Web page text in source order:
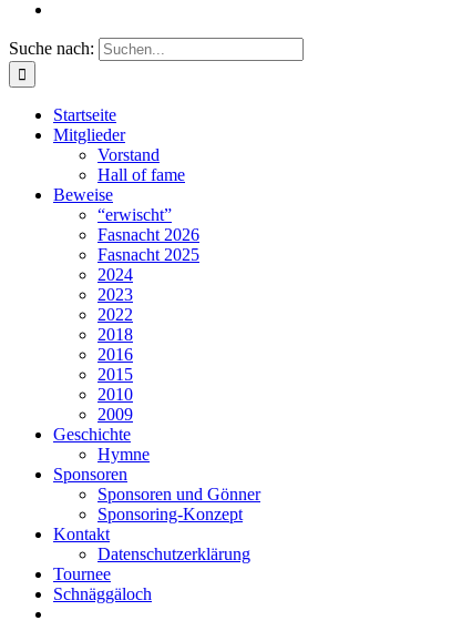
Suche nach:
Startseite
Mitglieder
Vorstand
Hall of fame
Beweise
“erwischt”
Fasnacht 2026
Fasnacht 2025
2024
2023
2022
2018
2016
2015
2010
2009
Geschichte
Hymne
Sponsoren
Sponsoren und Gönner
Sponsoring-Konzept
Kontakt
Datenschutzerklärung
Tournee
Schnäggäloch